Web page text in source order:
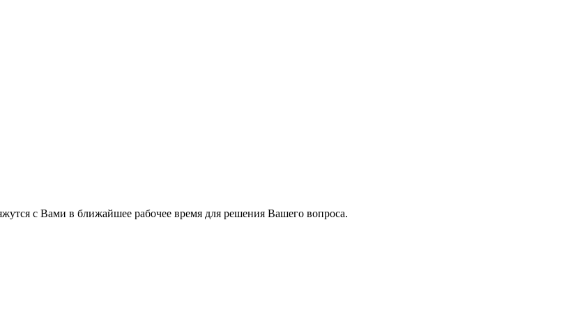
с Вами в ближайшее рабочее время для решения Вашего вопроса.